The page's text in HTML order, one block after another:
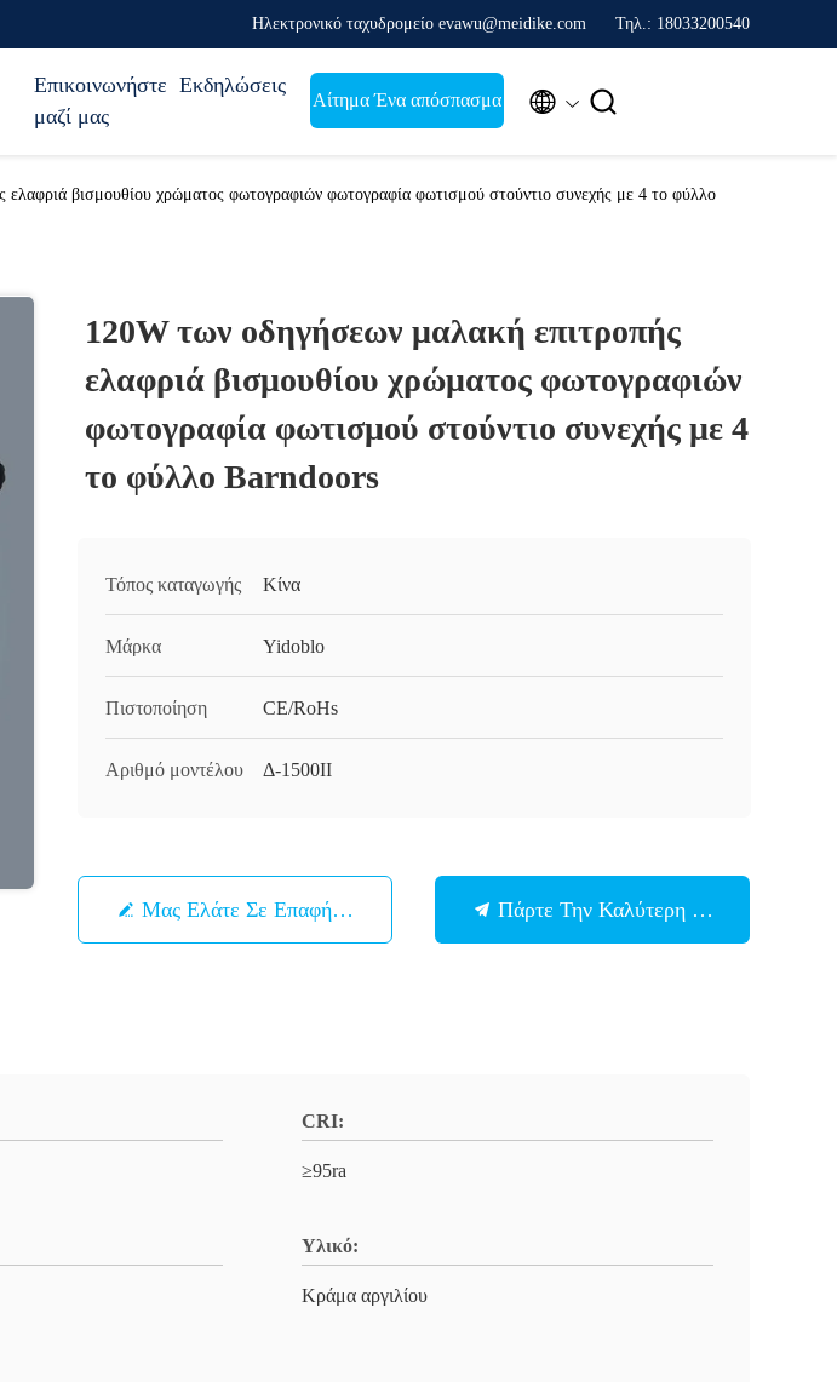
Ηλεκτρονικό ταχυδρομείο evawu@meidike.com Τηλ.: 18033200540
Επικοινωνήστε
μαζί μας
Εκδηλώσεις
Αίτημα Ένα απόσπασμα  
ελαφριά βισμουθίου χρώματος φωτογραφιών φωτογραφία φωτισμού στούντιο συνεχής με 4 το φύλλο
120W των οδηγήσεων μαλακή επιτροπής
ελαφριά βισμουθίου χρώματος φωτογραφιών
φωτογραφία φωτισμού στούντιο συνεχής με 4
το φύλλο Barndoors
Τόπος καταγωγής Κίνα
Μάρκα Yidoblo
Πιστοποίηση CE/RoHs
Αριθμό μοντέλου Δ-1500II
Μας Ελάτε Σε Επαφή Με Πάρτε Την Καλύτερη Τιμή
CRI:
≥95ra
Υλικό:
Κράμα αργιλίου